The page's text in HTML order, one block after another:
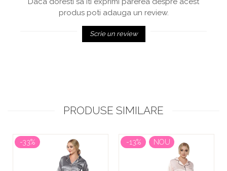
produs poti adauga un review.
Scrie un review
PRODUSE SIMILARE
-33% -13% NOU